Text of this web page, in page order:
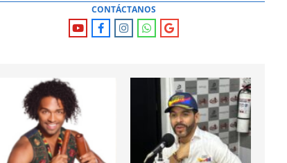
CONTÁCTANOS